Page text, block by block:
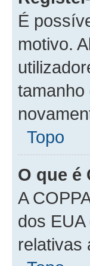
É
motivo.
Topo
O que é
A
dos
relativas